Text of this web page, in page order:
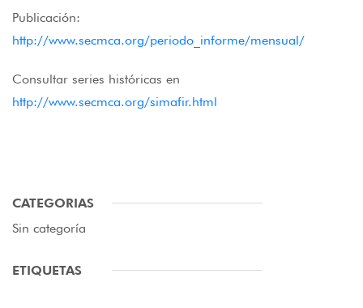
Publicación:
http://www.secmca.org/periodo_informe/mensual/
Consultar series históricas en
http://www.secmca.org/simafir.html
CATEGORIAS
Sin categoría
ETIQUETAS